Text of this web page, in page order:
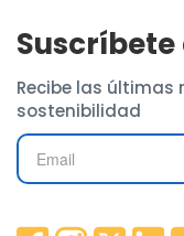
Recibe las últimas
sostenibilidad